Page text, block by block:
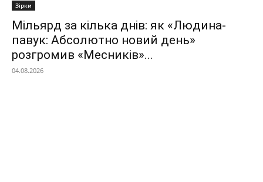
Зірки
Мільярд за кілька днів: як «Людина-
павук: Абсолютно новий день»
розгромив «Месників»...
04.08.2026